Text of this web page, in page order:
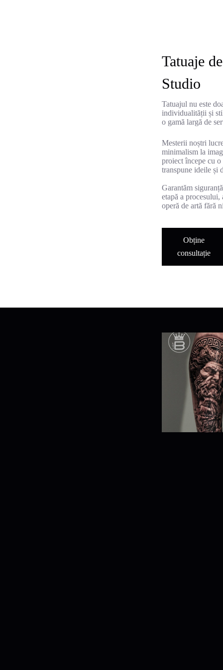
Tatuaje
Studio
Tatuajul nu este
individualității și
o gamă largă de
Mesterii noștri
minimalism la
proiect începe cu o
transpune ideile și
Garantăm
etapă a procesului,
operă de artă fără
Obține
consultație